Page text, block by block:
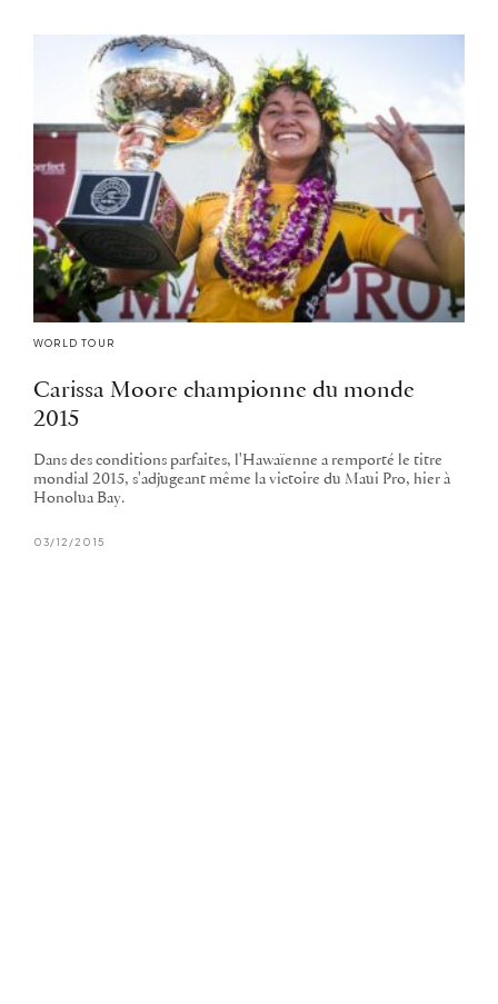
WORLD TOUR
Carissa Moore championne du monde
2015
Dans des conditions parfaites, l'Hawaïenne a remporté le titre
mondial 2015, s'adjugeant même la victoire du Maui Pro, hier à
Honolua Bay.
03/12/2015